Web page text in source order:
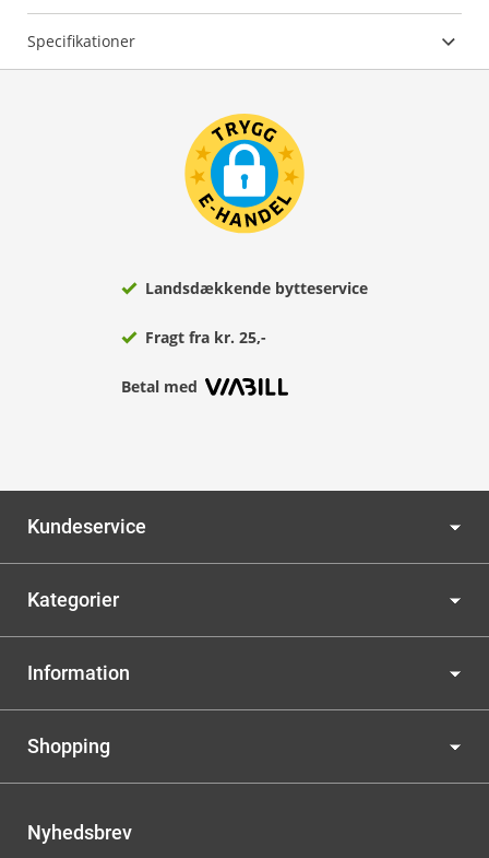
Specifikationer
Landsdækkende bytteservice
Fragt fra kr. 25,-
Betal med
Kundeservice
Kategorier
Information
Shopping
Nyhedsbrev